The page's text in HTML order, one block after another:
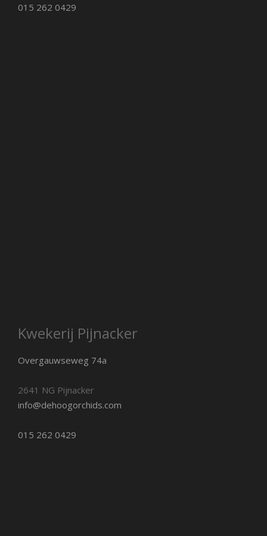
015 262 0429
Kwekerij Pijnacker
Overgauwseweg 74a
2641 NG Pijnacker
info@dehoogorchids.com
015 262 0429